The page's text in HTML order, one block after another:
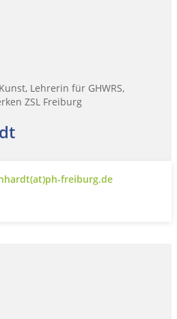
Lehrerin für GHWRS,
ZSL Freiburg
freiburg.de